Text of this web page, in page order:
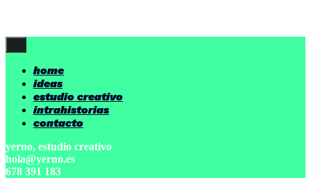
home
ideas
estudio creativo
intrahistorias
contacto
yerno, estudio creativo
hola@yerno.es
678 391 183